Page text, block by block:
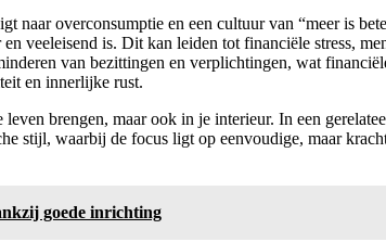
naar overconsumptie en een cultuur van “meer is
veeleisend is. Dit kan leiden tot financiële stress,
van bezittingen en verplichtingen, wat
en innerlijke rust.
brengen, maar ook in je interieur. In een
stijl, waarbij de focus ligt op eenvoudige, maar
goede inrichting